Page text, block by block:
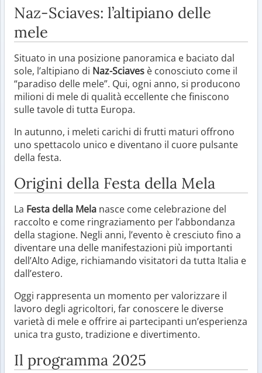
Naz-Sciaves: l’altipiano delle
mele
Situato in una posizione panoramica e baciato dal
sole, l’altipiano di Naz-Sciaves è conosciuto come il
“paradiso delle mele”. Qui, ogni anno, si producono
milioni di mele di qualità eccellente che finiscono
sulle tavole di tutta Europa.
In autunno, i meleti carichi di frutti maturi offrono
uno spettacolo unico e diventano il cuore pulsante
della festa.
Origini della Festa della Mela
La Festa della Mela nasce come celebrazione del
raccolto e come ringraziamento per l’abbondanza
della stagione. Negli anni, l’evento è cresciuto fino a
diventare una delle manifestazioni più importanti
dell’Alto Adige, richiamando visitatori da tutta Italia e
dall’estero.
Oggi rappresenta un momento per valorizzare il
lavoro degli agricoltori, far conoscere le diverse
varietà di mele e offrire ai partecipanti un’esperienza
unica tra gusto, tradizione e divertimento.
Il programma 2025